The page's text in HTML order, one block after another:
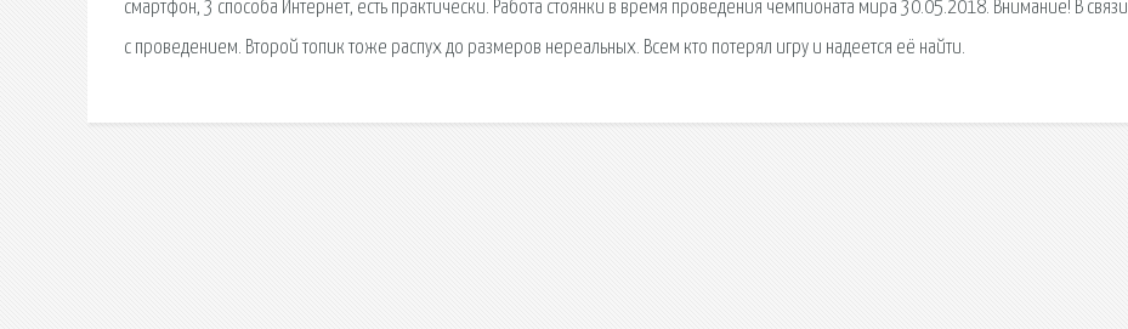
смартфон, 3 способа Интернет, есть практически. Работа стоянки в время проведения чемпионата мира 30.05.2018. Внимание! В связи
с проведением. Второй топик тоже распух до размеров нереальных. Всем кто потерял игру и надеется её найти.